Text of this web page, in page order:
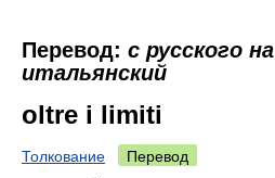
Перевод: с русского на
итальянский
oltre i limiti
Толкование Перевод